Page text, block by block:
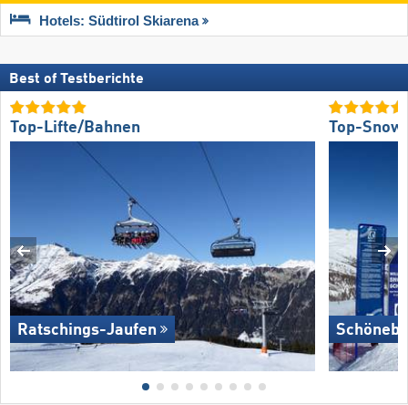
Hotels: Südtirol Skiarena
Best of Testberichte
Top-Lifte/Bahnen
Ratschings-Jaufen
Top-